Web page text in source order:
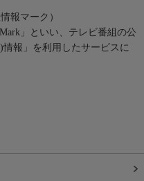
報マーク）
」といい、テレビ番組の公
情報」を利用したサービスに